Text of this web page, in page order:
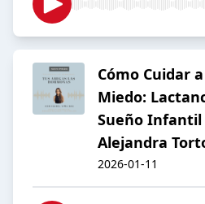
Cómo Cuidar
Miedo:
Sueño Infantil
Alejandra
2026-01-11